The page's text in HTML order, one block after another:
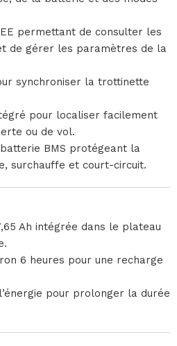
permettant de consulter les
de gérer les paramètres de la
synchroniser la trottinette
pour localiser facilement
ou de vol.
BMS protégeant la
surchauffe et court-circuit.
Ah intégrée dans le plateau
6 heures pour une recharge
pour prolonger la durée